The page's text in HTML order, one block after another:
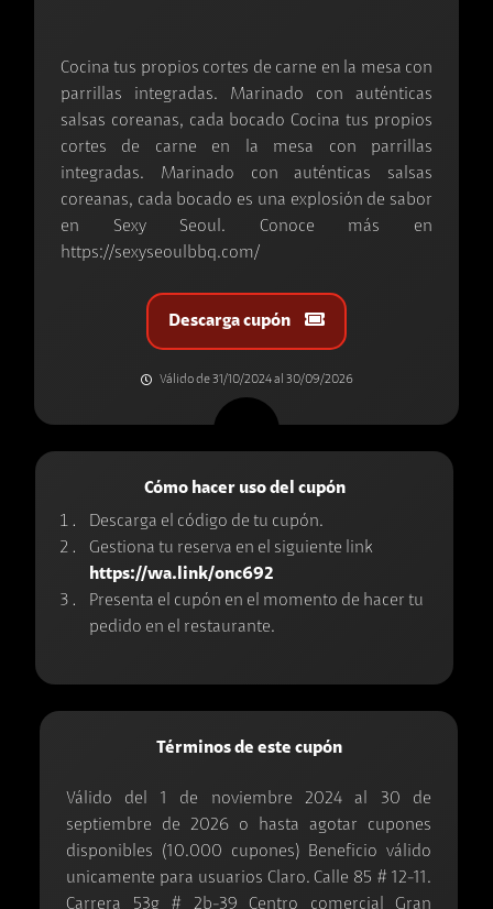
Busca cupones, tiendas, descuentos, ciudades y productos.
Cocina tus propios cortes de carne en la mesa con
parrillas integradas. Marinado con auténticas
salsas coreanas, cada bocado Cocina tus propios
cortes de carne en la mesa con parrillas
integradas. Marinado con auténticas salsas
coreanas, cada bocado es una explosión de sabor
en Sexy Seoul. Conoce más en
https://sexyseoulbbq.com/
Descarga cupón
Válido de 31/10/2024 al 30/09/2026
Cómo hacer uso del cupón
Descarga el código de tu cupón.
Gestiona tu reserva en el siguiente link
https://wa.link/onc692
Presenta el cupón en el momento de hacer tu
pedido en el restaurante.
Términos de este cupón
Válido del 1 de noviembre 2024 al 30 de
septiembre de 2026 o hasta agotar cupones
disponibles (10.000 cupones) Beneficio válido
unicamente para usuarios Claro. Calle 85 # 12-11.
Carrera 53g # 2b-39 Centro comercial Gran